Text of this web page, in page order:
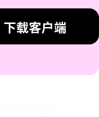
下载客户端